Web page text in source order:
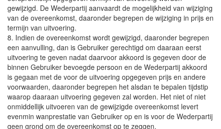
gewijzigd. De Wederpartij aanvaardt de mogelijkheid van wijziging
van de overeenkomst, daaronder begrepen de wijziging in prijs en
termijn van uitvoering.
8. Indien de overeenkomst wordt gewijzigd, daaronder begrepen
een aanvulling, dan is Gebruiker gerechtigd om daaraan eerst
uitvoering te geven nadat daarvoor akkoord is gegeven door de
binnen Gebruiker bevoegde persoon en de Wederpartij akkoord
is gegaan met de voor de uitvoering opgegeven prijs en andere
voorwaarden, daaronder begrepen het alsdan te bepalen tijdstip
waarop daaraan uitvoering gegeven zal worden. Het niet of niet
onmiddellijk uitvoeren van de gewijzigde overeenkomst levert
evenmin wanprestatie van Gebruiker op en is voor de Wederpartij
geen grond om de overeenkomst op te zeggen.